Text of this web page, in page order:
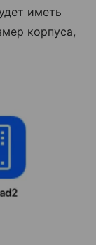
иметь
корпуса,